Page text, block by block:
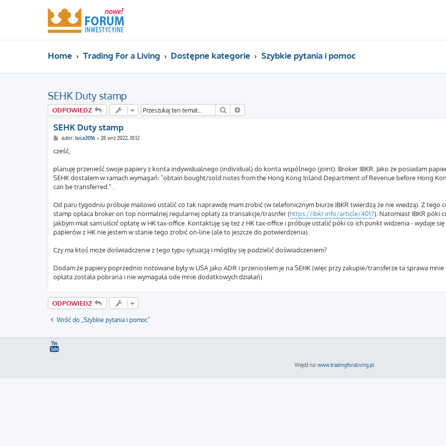
Home Trading For a Living Dostępne kategorie Szybkie pytania i pomoc
SEHK Duty stamp
ODPOWIEDZ Szukaj
SEHK Duty stamp
P
s
t
autor: luca2016» 28 wrz 2022, 10:12
cześć,
planuję przenieść swoje papiery z konta indywidualnego (individual) do konta wspólnego (joint). Broker IBKR. Jako że posiadam
SEHK dostałem w ramach wymagań: "obtain bought/sold notes from the Hong Kong Inland Department of Revenue before Hong
can be transferred." .
Od paru tygodniu próbuje mailowo ustalić co tak naprawdę mam zrobić (w telefonicznym biurze IBKR twierdzą że nie wiedzą). Z tego
stamp opłaca broker on top normalnej regularnej opłaty za transakcje/trasnfer (https://ibkr.info/article/4017). Natomiast IBKR póki
jakbym miał sam uiścić opłatę w HK tax-office. Kontaktuję się też z HK tax-office i próbuje ustalić póki co ich punkt widzenia - wydaje się
papierów z HK nie jestem w stanie tego zrobić on-line (ale to jeszcze do potwierdzenia).
Czy ma ktoś może doświadczenie z tego typu sytuacją i mógłby się podzielić doświadczeniem?
Dodam że papiery poprzednio notowane były w USA jako ADR i przeniosłem je na SEHK (więc przy zakupie/transferze ta sprawa mnie
opłata została pobrana i nie wymagała ode mnie dodatkowych działań)
ODPOWIEDZ
Wróć do „Szybkie pytania i pomoc”
Wejdź na: www.tradingforaliving.pl